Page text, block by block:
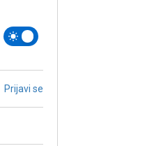
Prijavi se